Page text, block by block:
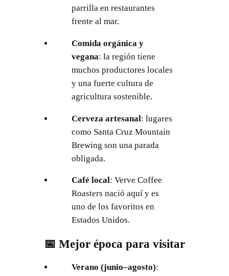
parrilla en restaurantes
frente al mar.
Comida orgánica y
vegana: la región tiene
muchos productores locales
y una fuerte cultura de
agricultura sostenible.
Cerveza artesanal: lugares
como Santa Cruz Mountain
Brewing son una parada
obligada.
Café local: Verve Coffee
Roasters nació aquí y es
uno de los favoritos en
Estados Unidos.
📅 Mejor época para visitar
Verano (junio–agosto):